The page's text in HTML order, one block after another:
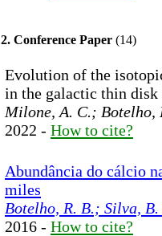
2. Conference Paper (14)
Evolution of the
in the galactic thin disk
Milone, A. C.; Botelho,
2022 - How to cite?
Abundância do cálcio
miles
Botelho, R. B.; Silva,
2016 - How to cite?